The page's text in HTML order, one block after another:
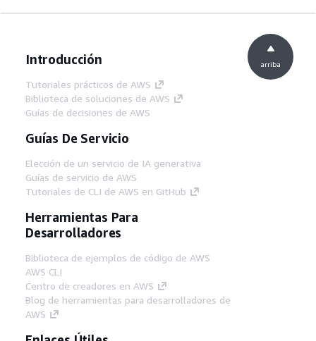
Introducción
Tutoriales prácticos de AWS
Biblioteca de soluciones de AWS
Guías de decisiones de AWS
Guías De Servicio
Elección de un servicio de IA generativa
Guías de servicio de AWS
Tutoriales de CLI de AWS en GitHub
Herramientas Para
Desarrolladores
Biblioteca de ejemplos de código de AWS
AWS CLI
Centro de creadores en AWS
Blog de herramientas para desarrolladores de
AWS
arriba